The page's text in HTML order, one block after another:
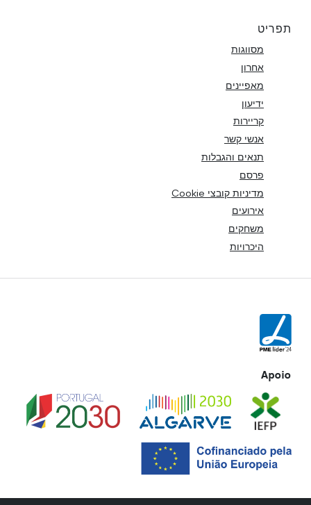
תפריט
מסווגות
אחרון
מאפיינים
ידיעון
קריירות
אנשי קשר
תנאים והגבלות
פרסם
מדיניות קובצי Cookie
אירועים
משחקים
היכרויות
Apoio